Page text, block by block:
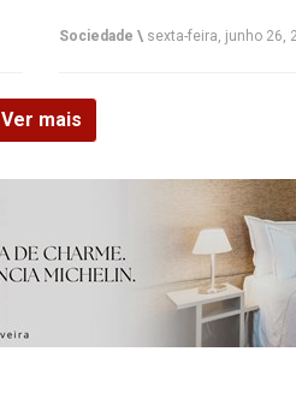
Sociedade \ sexta-feira, junho 26,
Ver mais